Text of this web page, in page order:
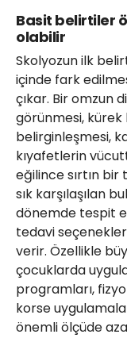
Basit belirtiler
olabilir
Skolyozun ilk
içinde fark
çıkar. Bir omzun
görünmesi,
belirginleşmesi,
kıyafetlerin
eğilince sırtın bir
sık karşılaşılan
dönemde tespit
tedavi
verir. Özellikle
çocuklarda
programları,
korse
önemli ölçüde